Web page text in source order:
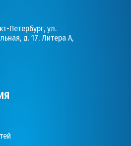
Петербург, ул.
д. 17, Литера А,